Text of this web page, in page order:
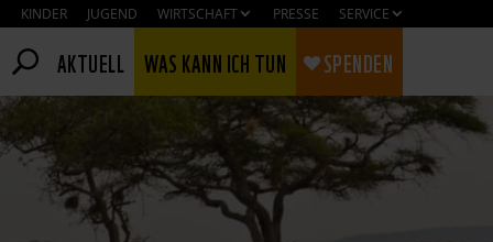
KINDER JUGEND WIRTSCHAFT PRESSE SERVICE
AKTUELL WAS KANN ICH TUN SPENDEN